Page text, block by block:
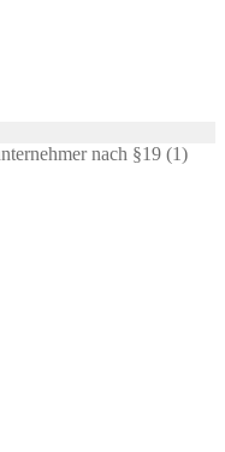
nach §19 (1)